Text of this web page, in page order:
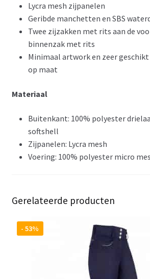
Lycra mesh zijpanelen
Geribde manchetten en SBS
Twee zijzakken met rits aan de
binnenzak met rits
Minimaal artwork en zeer
op maat
Materiaal
Buitenkant: 100% polyester
softshell
Zijpanelen: Lycra mesh
Voering: 100% polyester micro
Gerelateerde producten
- 53%